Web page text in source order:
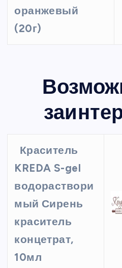
оранжевый
(20г)
Краситель
KREDA S-gel
водораствори
мый Сирень
краситель
концетрат,
10мл